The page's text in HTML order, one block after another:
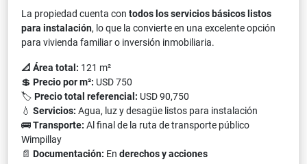
La propiedad cuenta con todos los servicios básicos listos
para instalación, lo que la convierte en una excelente opción
para vivienda familiar o inversión inmobiliaria.
📐 Área total: 121 m²
💲 Precio por m²: USD 750
🏷 Precio total referencial: USD 90,750
💧 Servicios: Agua, luz y desagüe listos para instalación
🚌Transporte: Al final de la ruta de transporte público
Wimpillay
📄 Documentación: En derechos y acciones